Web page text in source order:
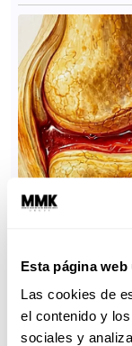
Esta página
Las cookies de
el contenido y
sociales y